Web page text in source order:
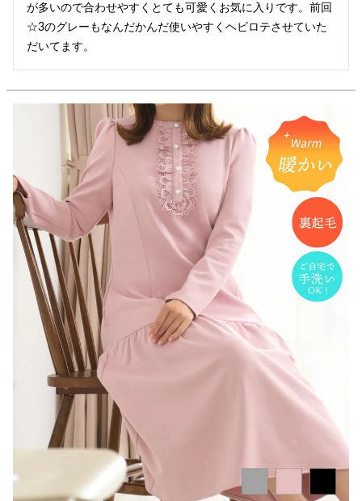
が多いので合わせやすくとても可愛くお気に入りです。前回
☆3のグレーもなんだかんだ使いやすくヘビロテさせていた
だいてます。